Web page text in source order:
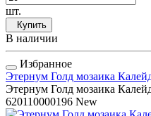
шт.
Купить
В наличии
Избранное
Этернум Голд мозаика
Этернум Голд мозаика
620110000196 New